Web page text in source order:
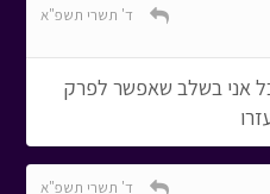
ד' תשרי תשפ"א
אני בשלב שאפשר לפרק
ד' תשרי תשפ"א